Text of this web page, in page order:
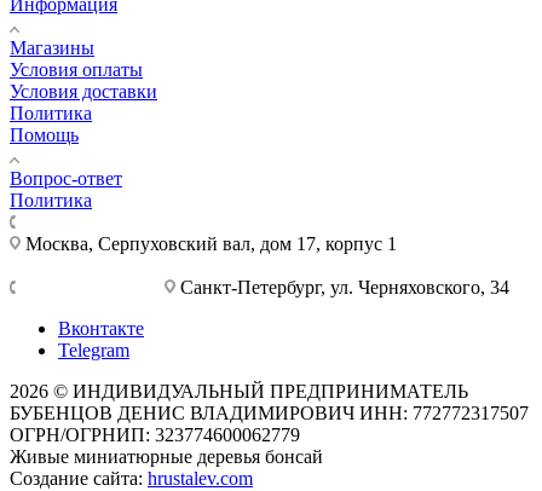
Информация
Магазины
Условия оплаты
Условия доставки
Политика
Помощь
Вопрос-ответ
Политика
Москва, Cерпуховский вал, дом 17, корпус 1
Санкт-Петербург, ул. Черняховского, 34
Вконтакте
Telegram
2026 © ИНДИВИДУАЛЬНЫЙ ПРЕДПРИНИМАТЕЛЬ
БУБЕНЦОВ ДЕНИС ВЛАДИМИРОВИЧ ИНН: 772772317507
ОГРН/ОГРНИП: 323774600062779
Живые миниатюрные деревья бонсай
Создание сайта: hrustalev.com